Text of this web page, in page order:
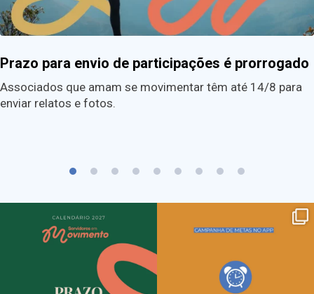
Prazo para envio de participações é prorrogado
Associados que amam se movimentar têm até 14/8 para
enviar relatos e fotos.